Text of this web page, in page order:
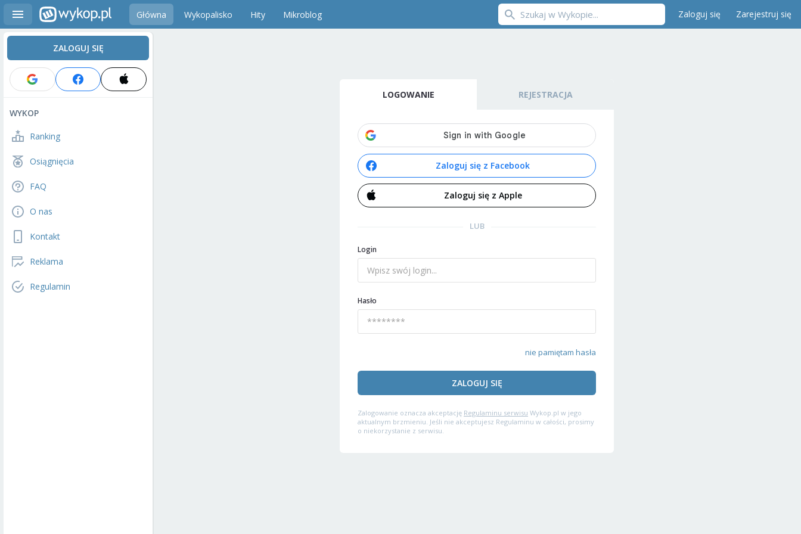
Główna Wykopalisko Hity Mikroblog Zaloguj się Zarejestruj się
ZALOGUJ SIĘ
WYKOP
Ranking
Osiągnięcia
FAQ
O nas
Kontakt
Reklama
Regulamin
LOGOWANIE REJESTRACJA
Zaloguj się z Facebook
Zaloguj się z Apple
LUB
Login
Hasło
nie pamiętam hasła
ZALOGUJ SIĘ
Zalogowanie oznacza akceptację Regulaminu serwisu Wykop.pl w jego
aktualnym brzmieniu. Jeśli nie akceptujesz Regulaminu w całości, prosimy
o niekorzystanie z serwisu.